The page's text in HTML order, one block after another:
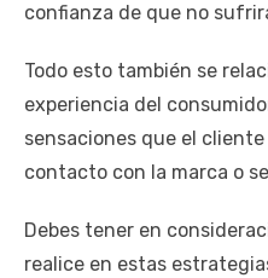
confianza de que no
Todo esto también se
experiencia del
sensaciones que el
contacto con la marca o
Debes tener en
realice en estas